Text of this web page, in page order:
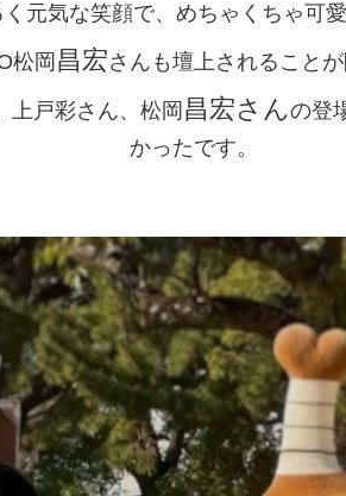
元気な笑顔で、めちゃくちゃ可
松岡 昌宏さんも壇上されること
上戸彩さん、松岡 昌宏さんの登
かったです。